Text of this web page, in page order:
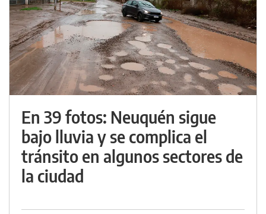
En 39 fotos: Neuquén sigue
bajo lluvia y se complica el
tránsito en algunos sectores de
la ciudad